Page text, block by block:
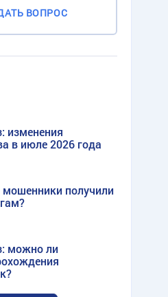
ВОПРОС
изменения
в июле 2026 года
мошенники получили
можно ли